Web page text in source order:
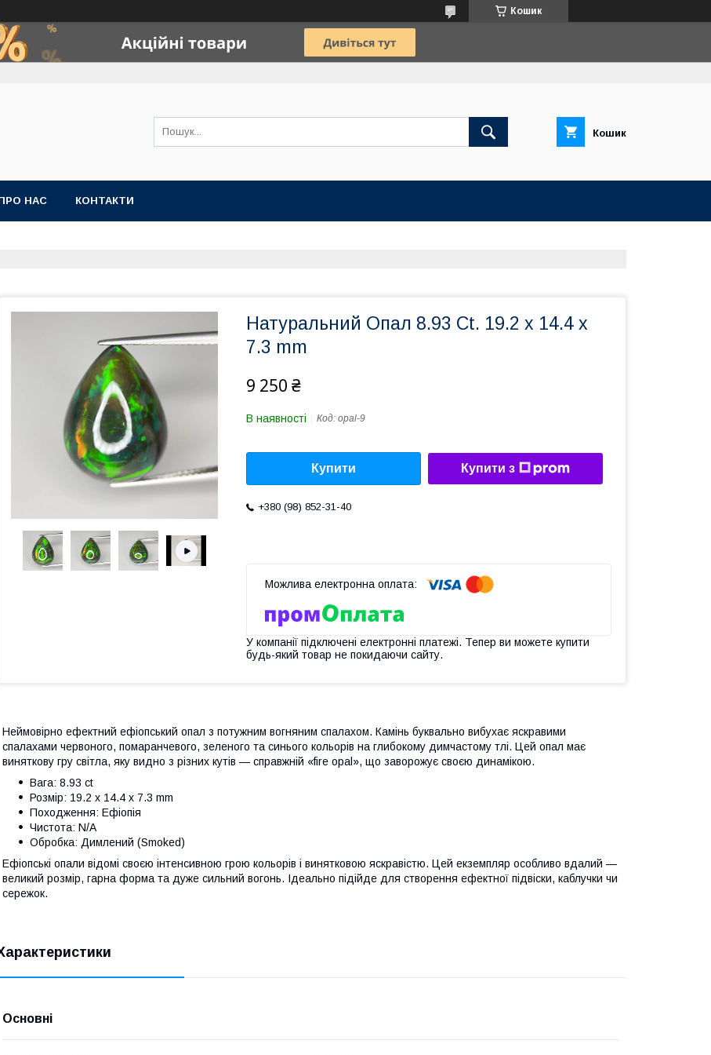
Кошик
Кошик
НАС КОНТАКТИ
Натуральний Опал 8.93 Сt. 19.2 x 14.4 x
7.3 mm
9 250 ₴
В наявності Код: opal-9
Купити Купити з
+380 (98) 852-31-40
У компанії підключені електронні платежі. Тепер ви можете купити
будь-який товар не покидаючи сайту.
Неймовірно ефектний ефіопський опал з потужним вогняним спалахом. Камінь буквально вибухає яскравими
спалахами червоного, помаранчевого, зеленого та синього кольорів на глибокому димчастому тлі. Цей опал має
виняткову гру світла, яку видно з різних кутів — справжній «fire opal», що заворожує своєю динамікою.
Вага: 8.93 ct
Розмір: 19.2 x 14.4 x 7.3 mm
Походження: Ефіопія
Чистота: N/A
Обробка: Димлений (Smoked)
Ефіопські опали відомі своєю інтенсивною грою кольорів і винятковою яскравістю. Цей екземпляр особливо вдалий —
великий розмір, гарна форма та дуже сильний вогонь. Ідеально підійде для створення ефектної підвіски, каблучки чи
сережок.
Основні